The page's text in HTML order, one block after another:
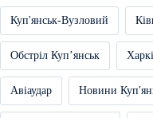
Куп'янськ-Вузловий
Обстріл Купʼянськ
Авіаудар Новини